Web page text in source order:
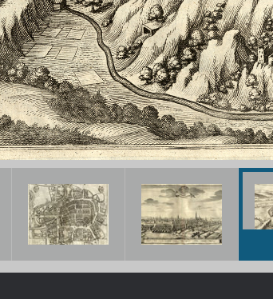
DER
WEIMAR: VOM WESEN UND WERT DER
DEMOKRATIE